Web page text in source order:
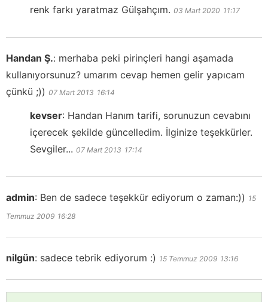
renk farkı yaratmaz Gülşahçım. 03 Mart 2020 11:17
Handan Ş.: merhaba peki pirinçleri hangi aşamada
kullanıyorsunuz? umarım cevap hemen gelir yapıcam
çünkü ;)) 07 Mart 2013 16:14
kevser: Handan Hanım tarifi, sorunuzun cevabını
içerecek şekilde güncelledim. İlginize teşekkürler.
Sevgiler... 07 Mart 2013 17:14
admin: Ben de sadece teşekkür ediyorum o zaman:)) 15
Temmuz 2009 16:28
nilgün: sadece tebrik ediyorum :) 15 Temmuz 2009 13:16